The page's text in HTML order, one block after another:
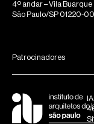
4º andar – Vila Buarque
São Paulo/SP 01220-
Patrocinadores